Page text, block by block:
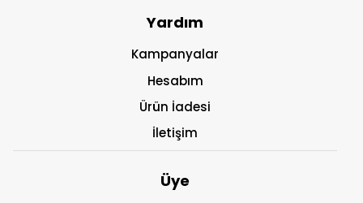
Yardım
Kampanyalar
Hesabım
Ürün İadesi
İletişim
Üye